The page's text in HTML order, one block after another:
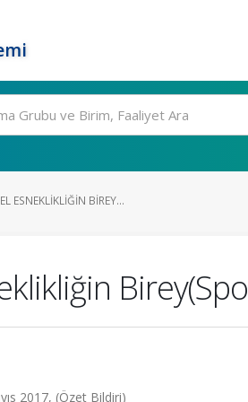
ESNEKLIKLIĞIN BIREY...
2017, (Özet Bildiri)